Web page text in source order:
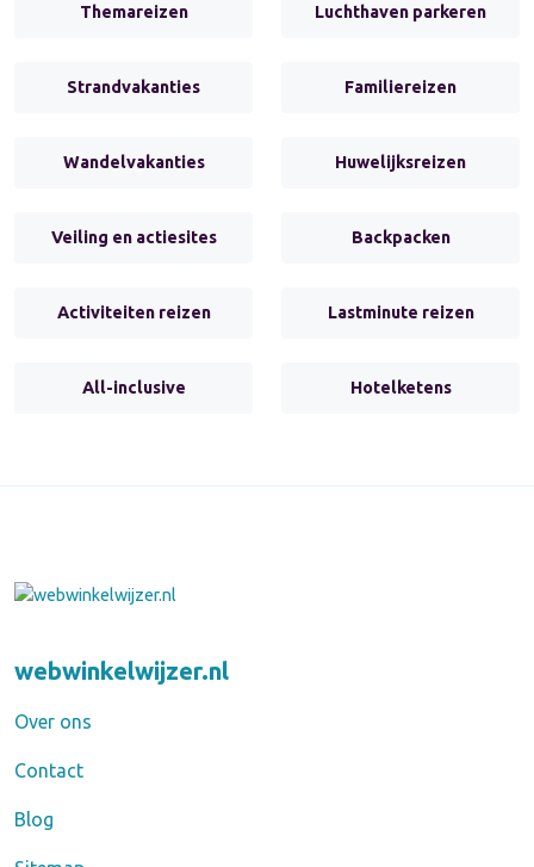
Themareizen Luchthaven parkeren
Strandvakanties Familiereizen
Wandelvakanties Huwelijksreizen
Veiling en actiesites Backpacken
Activiteiten reizen Lastminute reizen
All-inclusive Hotelketens
webwinkelwijzer.nl
Over ons
Contact
Blog